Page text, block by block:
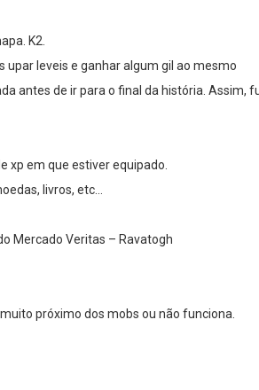
K2.
upar leveis e ganhar algum gil ao mesmo
antes de ir para o final da história. Assim,
xp em que estiver equipado.
livros, etc…
Mercado Veritas – Ravatogh
próximo dos mobs ou não funciona.